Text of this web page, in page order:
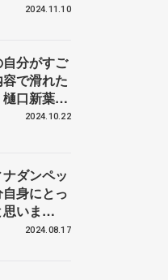
2024.11.10
自分がすご
で滑れた
樋口新葉
ら一夜明
2024.10.22
ナダンペッ
身にとっ
いま
ケート連
部バレー
2024.08.17